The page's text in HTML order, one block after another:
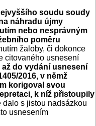
soudu soudy
náhradu újmy
nebo nesprávným
poměru
žaloby, či dokonce
citovaného usnesení
do vydání usnesení
2016, v němž
korigoval svou
k níž přistoupily
dalo s jistou nadsázkou
usnesením